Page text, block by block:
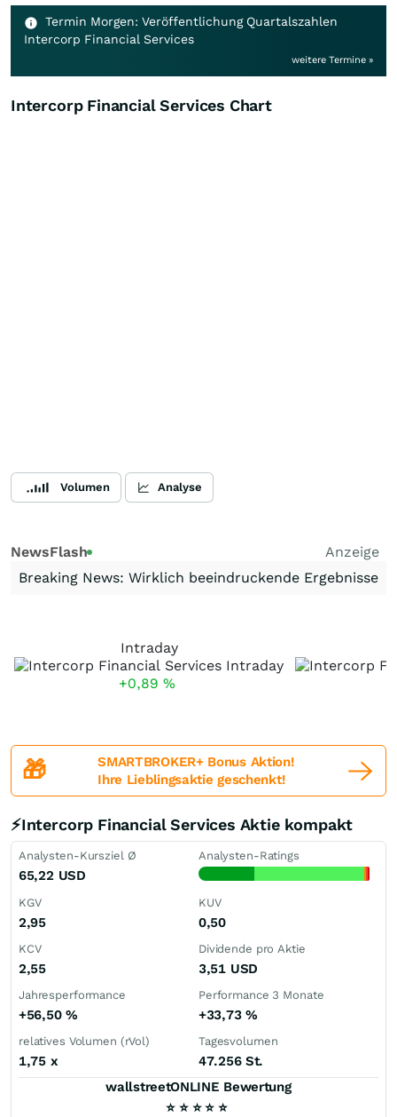
Termin Morgen: Veröffentlichung Quartalszahlen
Intercorp Financial Services
weitere Termine »
Intercorp Financial Services Chart
Volumen Analyse
NewsFlash
Anzeige
Breaking News: Wirklich beeindruckende Ergebnisse
Intraday
+0,89 %
🎁
SMARTBROKER+ Bonus Aktion!
Ihre Lieblingsaktie geschenkt!
⚡Intercorp Financial Services Aktie kompakt
Analysten-Kursziel Ø
65,22 USD
Analysten-Ratings
KGV
2,95
KUV
0,50
KCV
2,55
Dividende pro Aktie
3,51 USD
Jahresperformance
+56,50 %
Performance 3 Monate
+33,73 %
relatives Volumen (rVol)
1,75 x
Tagesvolumen
47.256 St.
wallstreetONLINE Bewertung
⭐ ⭐ ⭐ ⭐ ⭐